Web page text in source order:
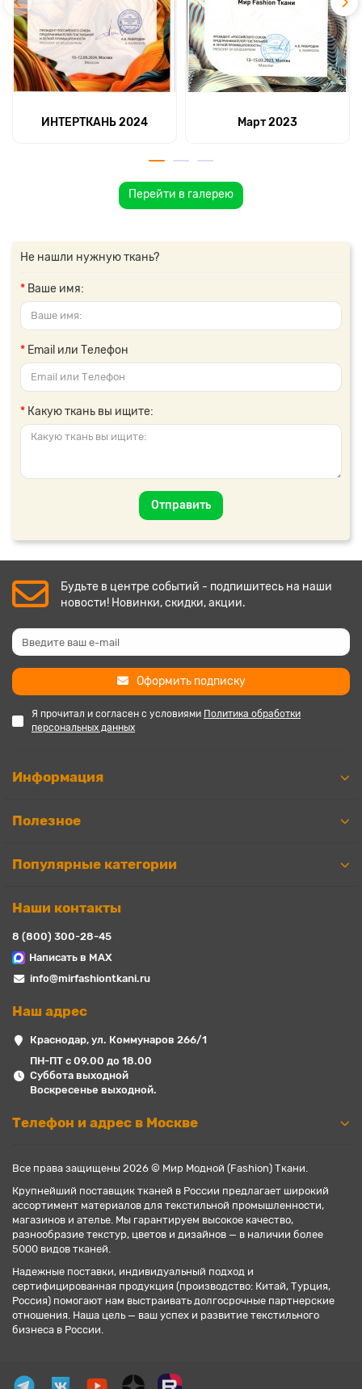
ИНТЕРТКАНЬ 2024 Март 2023
Перейти в галерею
Не нашли нужную ткань?
Ваше имя:
Email или Телефон
Какую ткань вы ищите:
Отправить
Будьте в центре событий - подпишитесь на наши
новости! Новинки, скидки, акции.
Оформить подписку
Я прочитал и согласен с условиями Политика обработки
персональных данных
Информация
Полезное
Популярные категории
Наши контакты
8 (800) 300-28-45
Написать в MAX
info@mirfashiontkani.ru
Наш адрес
Краснодар, ул. Коммунаров 266/1
ПН-ПТ с 09.00 до 18.00
Суббота выходной
Воскресенье выходной.
Телефон и адрес в Москве
Все права защищены 2026 © Мир Модной (Fashion) Ткани.
Крупнейший поставщик тканей в России предлагает широкий
ассортимент материалов для текстильной промышленности,
магазинов и ателье. Мы гарантируем высокое качество,
разнообразие текстур, цветов и дизайнов — в наличии более
5000 видов тканей.
Надежные поставки, индивидуальный подход и
сертифицированная продукция (производство: Китай, Турция,
Россия) помогают нам выстраивать долгосрочные партнерские
отношения. Наша цель — ваш успех и развитие текстильного
бизнеса в России.